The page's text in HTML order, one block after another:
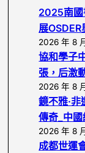
2025南國
展
2026 年 8
協和學子
張，后激
2026 年 8
鏡不雅·
傳奇_中國
2026 年 8
成都世運